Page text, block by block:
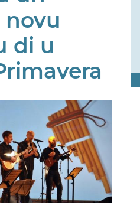
novu
di u